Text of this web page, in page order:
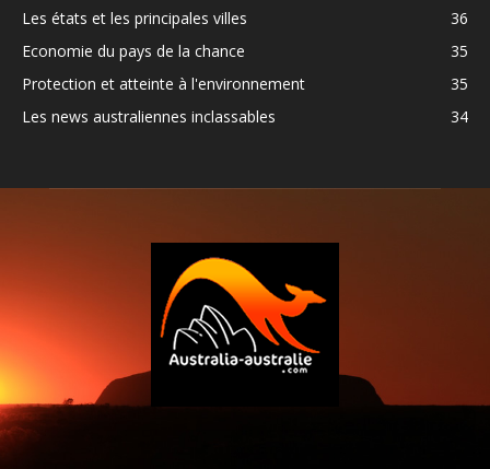
Les états et les principales villes
36
Economie du pays de la chance
35
Protection et atteinte à l'environnement
35
Les news australiennes inclassables
34